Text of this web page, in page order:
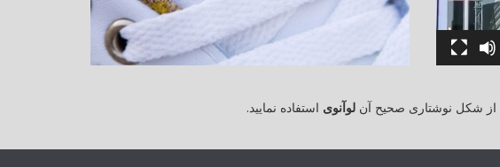
از شکل نوشتاری صحیح آن لوآنوی استفاده نمایید.